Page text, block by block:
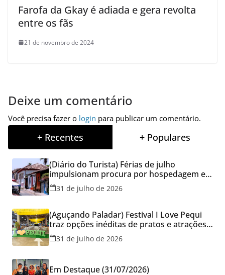
Farofa da Gkay é adiada e gera revolta
entre os fãs
21 de novembro de 2024
Deixe um comentário
Você precisa fazer o login para publicar um comentário.
+ Recentes + Populares
(Diário do Turista) Férias de julho
impulsionam procura por hospedagem em
Goiás e reforçam cuidados na hora de
reservar viagens
31 de julho de 2026
(Aguçando Paladar) Festival I Love Pequi
traz opções inéditas de pratos e atrações
gratuitas no fim de semana dos Pais em
Goiânia
31 de julho de 2026
Em Destaque (31/07/2026)